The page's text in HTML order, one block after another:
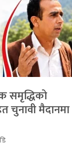
समृद्धिको
चुनावी मैदानमा